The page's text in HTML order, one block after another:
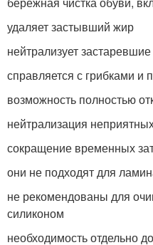
удаляет застывший жир
нейтрализует
справляется с грибками и
возможность полностью
нейтрализация
сокращение временных
они не подходят для
не рекомендованы для
силиконом
необходимость отдельно